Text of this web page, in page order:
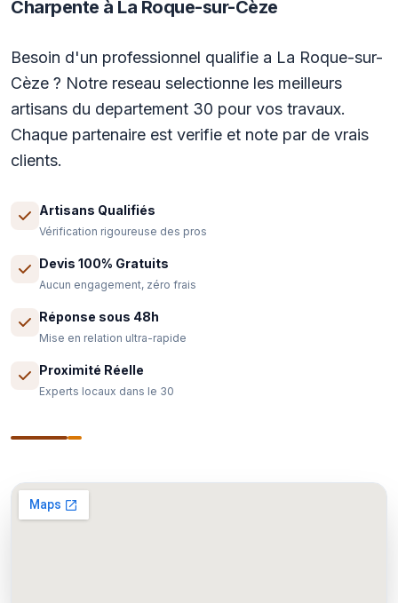
Charpente à La Roque-sur-Cèze
Besoin d'un professionnel qualifie a La Roque-sur-
Cèze ? Notre reseau selectionne les meilleurs
artisans du departement 30 pour vos travaux.
Chaque partenaire est verifie et note par de vrais
clients.
Artisans Qualifiés
Vérification rigoureuse des pros
Devis 100% Gratuits
Aucun engagement, zéro frais
Réponse sous 48h
Mise en relation ultra-rapide
Proximité Réelle
Experts locaux dans le 30